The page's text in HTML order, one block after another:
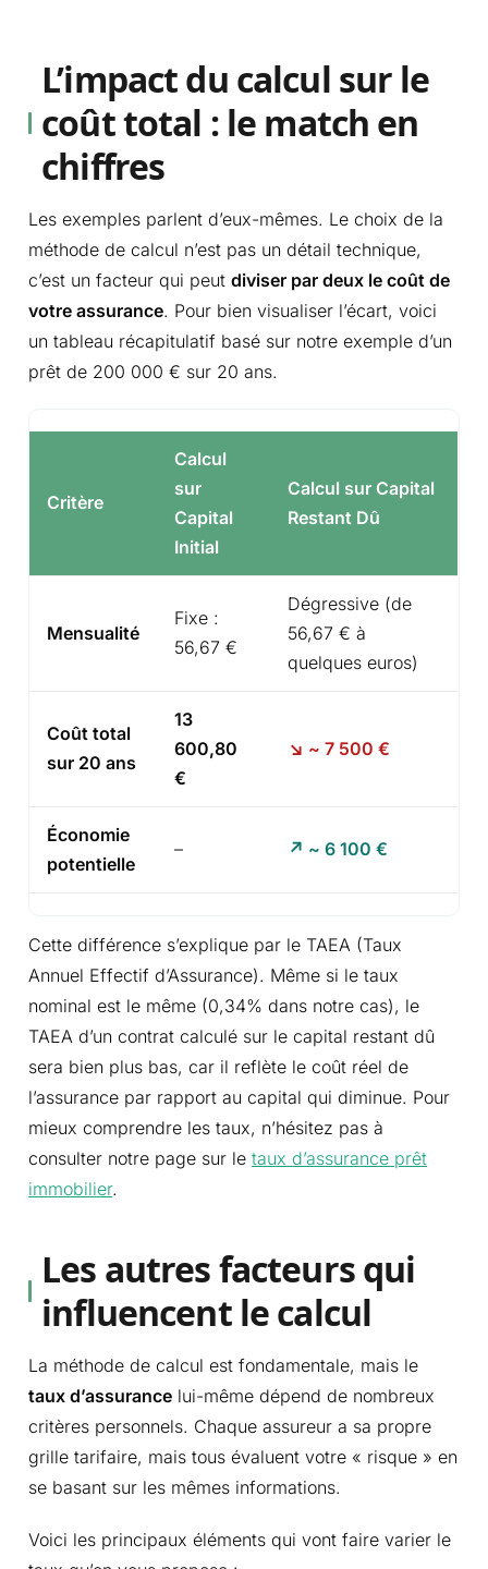
L’impact du calcul sur le
coût total : le match en
chiffres
Les exemples parlent d’eux-mêmes. Le choix de la
méthode de calcul n’est pas un détail technique,
c’est un facteur qui peutdiviser par deux le coût de
votre assurance. Pour bien visualiser l’écart, voici
un tableau récapitulatif basé sur notre exemple d’un
prêt de 200 000 € sur 20 ans.
Critère
Calcul
sur
Capital
Initial
Calcul sur Capital
Restant Dû
Mensualité
Fixe :
56,67 €
Dégressive (de
56,67 € à
quelques euros)
Coût total
sur 20 ans
13
600,80
€
~ 7 500 €
Économie
potentielle
– ~ 6 100 €
Cette différence s’explique par le TAEA (Taux
Annuel Effectif d’Assurance). Même si le taux
nominal est le même (0,34% dans notre cas), le
TAEA d’un contrat calculé sur le capital restant dû
sera bien plus bas, car il reflète le coût réel de
l’assurance par rapport au capital qui diminue. Pour
mieux comprendre les taux, n’hésitez pas à
consulter notre page sur letaux d’assurance prêt
immobilier.
Les autres facteurs qui
influencent le calcul
La méthode de calcul est fondamentale, mais le
taux d’assurance lui-même dépend de nombreux
critères personnels. Chaque assureur a sa propre
grille tarifaire, mais tous évaluent votre « risque » en
se basant sur les mêmes informations.
Voici les principaux éléments qui vont faire varier le